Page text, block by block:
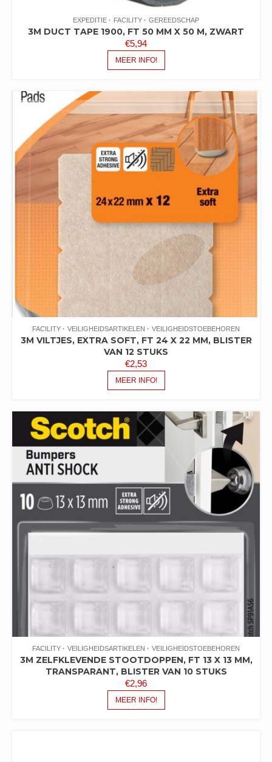
EXPEDITIE FACILITY GEREEDSCHAP
3M DUCT TAPE 1900, FT 50 MM X 50 M, ZWART
€5,94
MEER INFO!
FACILITY VEILIGHEIDSARTIKELEN VEILIGHEIDSTOEBEHOREN
3M VILTJES, EXTRA SOFT, FT 24 X 22 MM, BLISTER
VAN 12 STUKS
€2,53
MEER INFO!
FACILITY VEILIGHEIDSARTIKELEN VEILIGHEIDSTOEBEHOREN
3M ZELFKLEVENDE STOOTDOPPEN, FT 13 X 13 MM,
TRANSPARANT, BLISTER VAN 10 STUKS
€2,96
MEER INFO!